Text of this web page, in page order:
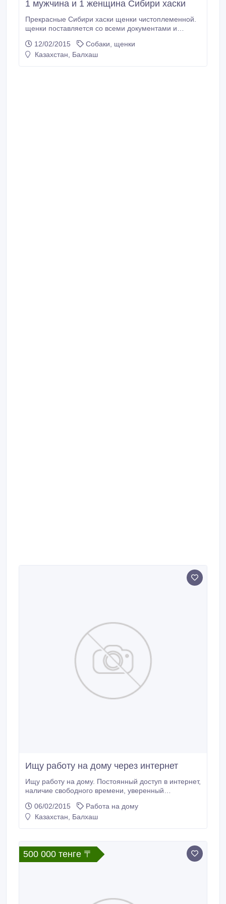
1 мужчина и 1 женщина Сибири хаски
Прекрасные Сибири хаски щенки чистоплеменной.
щенки поставляется со всеми документами и
тренироваться! Знает основные команды.
12/02/2015
Собаки, щенки
Казахстан, Балхаш
Ищу работу на дому через интернет
Ищу работу на дому. Постоянный доступ в интернет,
наличие свободного времени, уверенный
обучаться aak_brilliant@mail.ru.
06/02/2015
Работа на дому
Казахстан, Балхаш
500 000 тенге 〒